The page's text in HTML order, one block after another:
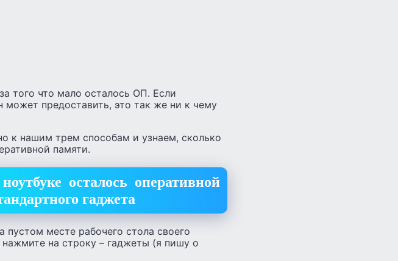
того что мало осталось ОП. Если
может предоставить, это так же ни к чему
к нашим трем способам и узнаем, сколько
памяти.
осталось оперативной
гаджета
месте рабочего стола своего
на строку – гаджеты (я пишу о